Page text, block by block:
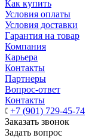
Как купить
Условия оплаты
Условия доставки
Гарантия на товар
Компания
Карьера
Контакты
Партнеры
Вопрос-ответ
Контакты
+7 (901) 729-45-74
Заказать звонок
Задать вопрос